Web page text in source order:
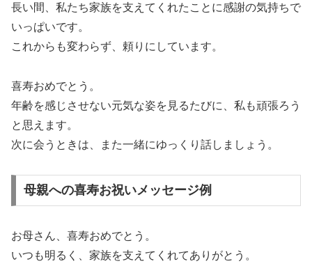
長い間、私たち家族を支えてくれたことに感謝の気持ちで
いっぱいです。
これからも変わらず、頼りにしています。
喜寿おめでとう。
年齢を感じさせない元気な姿を見るたびに、私も頑張ろう
と思えます。
次に会うときは、また一緒にゆっくり話しましょう。
母親への喜寿お祝いメッセージ例
お母さん、喜寿おめでとう。
いつも明るく、家族を支えてくれてありがとう。